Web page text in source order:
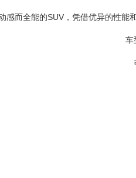
感而全能的SUV，凭借优异的性能
车